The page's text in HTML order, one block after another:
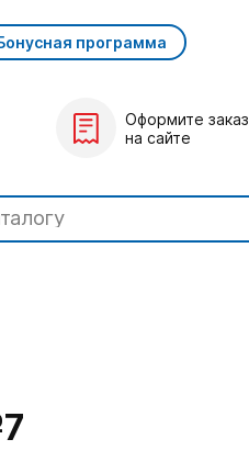
программа
Оформите заказ
на сайте